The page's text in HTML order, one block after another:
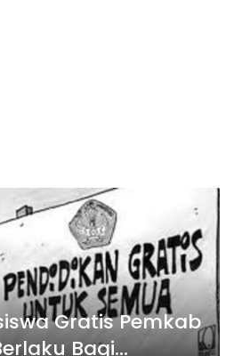
Gratis Pemkab
Bagi